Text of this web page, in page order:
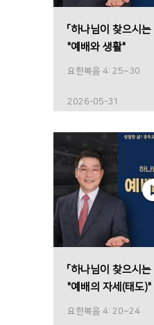
「하나님이 찾으시
"예배와 생활"
요한복음 4: 25~30
2026-05-31
「하나님이 찾으시
"예배의 자세(태도)"
요한복음 4: 20~24